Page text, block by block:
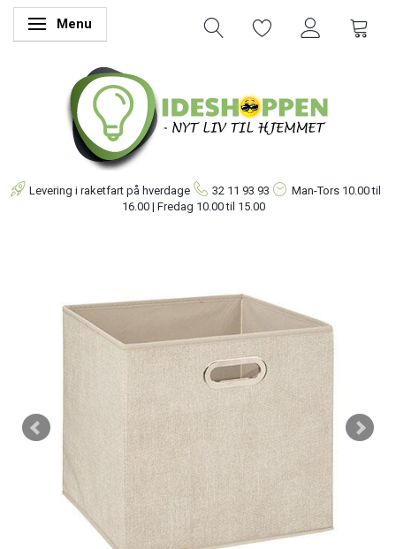
Skifte navigation
Menu
Levering i raketfart på hverdage 32 11 93 93 Man-Tors 10.00 til
16.00 | Fredag 10.00 til 15.00